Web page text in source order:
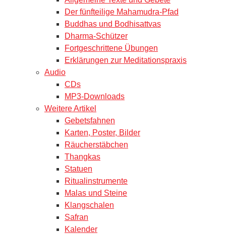
Der fünfteilige Mahamudra-Pfad
Buddhas und Bodhisattvas
Dharma-Schützer
Fortgeschrittene Übungen
Erklärungen zur Meditationspraxis
Audio
CDs
MP3-Downloads
Weitere Artikel
Gebetsfahnen
Karten, Poster, Bilder
Räucherstäbchen
Thangkas
Statuen
Ritualinstrumente
Malas und Steine
Klangschalen
Safran
Kalender